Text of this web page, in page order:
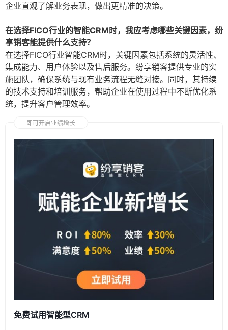
企业直观了解业务表现，做出更精准的决策。
在选择FICO行业的智能CRM时，我应考虑哪些关键因素，纷
享销客能提供什么支持？
在选择FICO行业智能CRM时，关键因素包括系统的灵活性、
集成能力、用户体验以及售后服务。纷享销客提供专业的实
施团队，确保系统与现有业务流程无缝对接。同时，其持续
的技术支持和培训服务，帮助企业在使用过程中不断优化系
统，提升客户管理效率。
即可开启业绩增长
免费试用智能型CRM